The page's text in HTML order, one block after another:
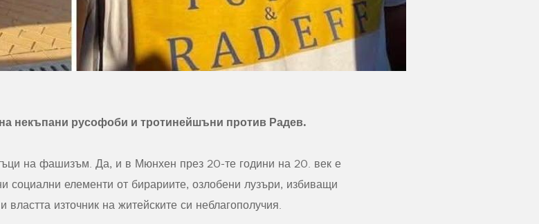
некъпани русофоби и тротинейшъни против Радев.
на фашизъм. Да, и в Мюнхен през 20-те години на 20. век е
социални елементи от бирариите, озлобени лузъри, избиващи
източник на житейските си неблагополучия.